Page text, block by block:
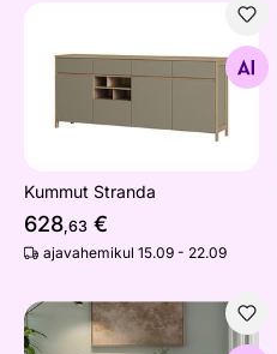
Otsi sarnaseid
Kummut Stranda
628,63 €
ajavahemikul 15.09 - 22.09
Kummut Lido